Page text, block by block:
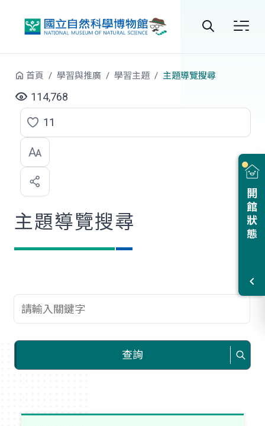
站
尋
開館狀態
首頁 學習與推廣 學習主題 主題導覽搜尋
114,768
點
選
喜
歡
11
主題導覽搜尋
查詢關鍵字
查詢